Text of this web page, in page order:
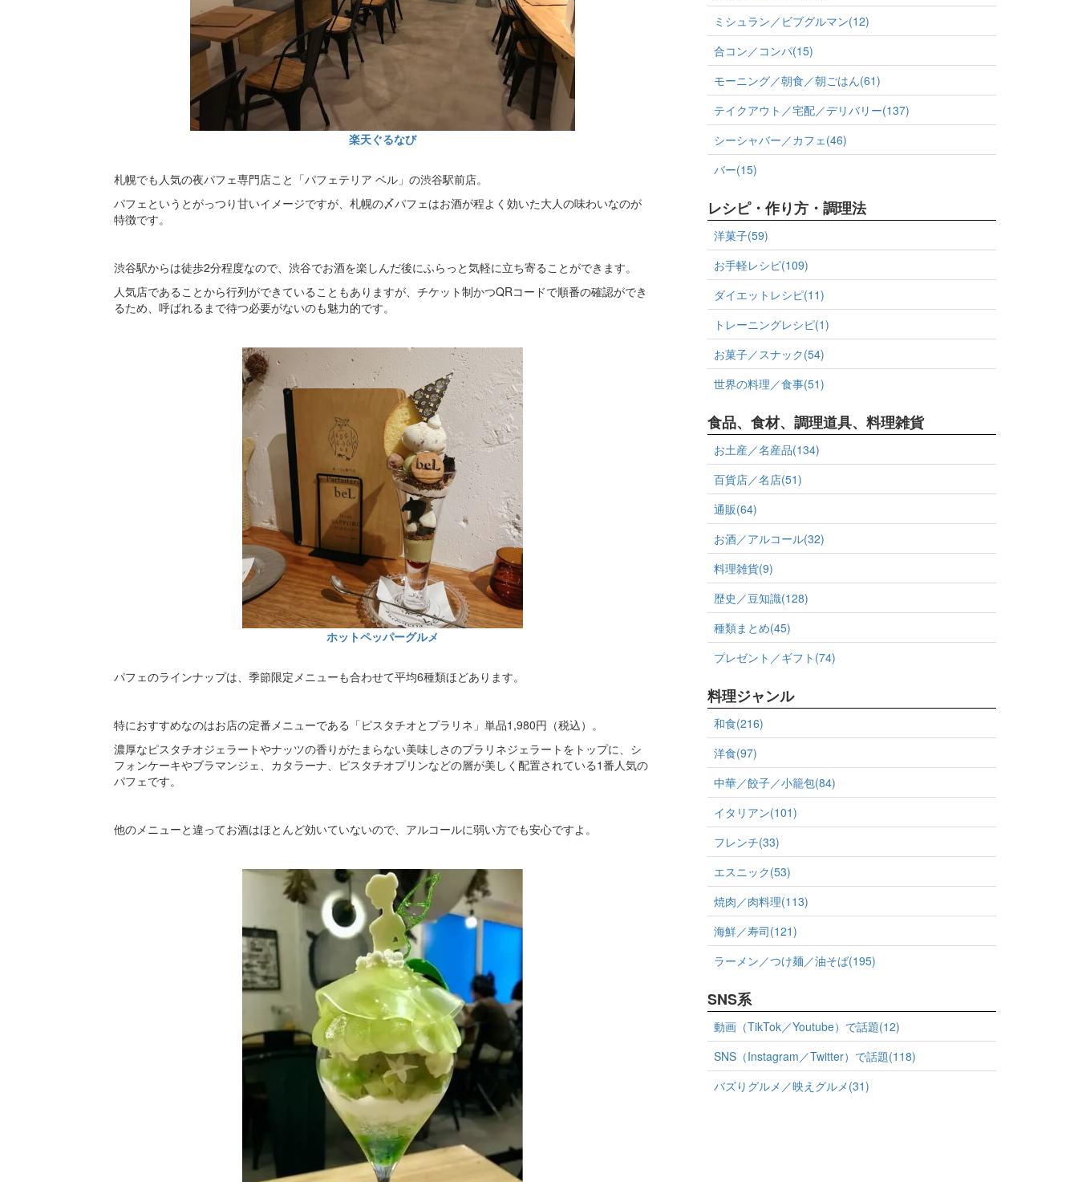
楽天ぐるなび
札幌でも人気の夜パフェ専門店こと「パフェテリア ベル」の渋谷駅前店。
パフェというとがっつり甘いイメージですが、札幌の〆パフェはお酒が程よく効いた大人の味わいなのが
特徴です。
渋谷駅からは徒歩2分程度なので、渋谷でお酒を楽しんだ後にふらっと気軽に立ち寄ることができます。
人気店であることから行列ができていることもありますが、チケット制かつQRコードで順番の確認ができ
るため、呼ばれるまで待つ必要がないのも魅力的です。
ホットペッパーグルメ
パフェのラインナップは、季節限定メニューも合わせて平均6種類ほどあります。
特におすすめなのはお店の定番メニューである「ピスタチオとプラリネ」単品1,980円（税込）。
濃厚なピスタチオジェラートやナッツの香りがたまらない美味しさのプラリネジェラートをトップに、シ
フォンケーキやブラマンジェ、カタラーナ、ピスタチオプリンなどの層が美しく配置されている1番人気の
パフェです。
他のメニューと違ってお酒はほとんど効いていないので、アルコールに弱い方でも安心ですよ。
ミシュラン／ビブグルマン(12)
合コン／コンパ(15)
モーニング／朝食／朝ごはん(61)
テイクアウト／宅配／デリバリー(137)
シーシャバー／カフェ(46)
バー(15)
レシピ・作り方・調理法
洋菓子(59)
お手軽レシピ(109)
ダイエットレシピ(11)
トレーニングレシピ(1)
お菓子／スナック(54)
世界の料理／食事(51)
食品、食材、調理道具、料理雑貨
お土産／名産品(134)
百貨店／名店(51)
通販(64)
お酒／アルコール(32)
料理雑貨(9)
歴史／豆知識(128)
種類まとめ(45)
プレゼント／ギフト(74)
料理ジャンル
和食(216)
洋食(97)
中華／餃子／小籠包(84)
イタリアン(101)
フレンチ(33)
エスニック(53)
焼肉／肉料理(113)
海鮮／寿司(121)
ラーメン／つけ麺／油そば(195)
SNS系
動画（TikTok／Youtube）で話題(12)
SNS（Instagram／Twitter）で話題(118)
バズりグルメ／映えグルメ(31)